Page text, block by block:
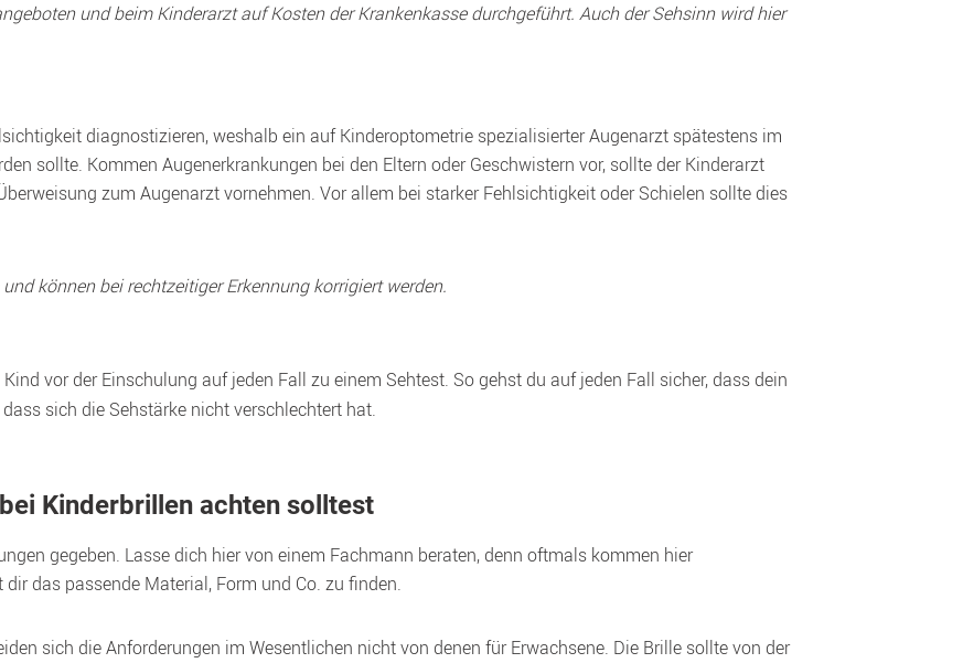
und beim Kinderarzt auf Kosten der Krankenkasse durchgeführt. Auch der Sehsinn wird hier
diagnostizieren, weshalb ein auf Kinderoptometrie spezialisierter Augenarzt spätestens im
sollte. Kommen Augenerkrankungen bei den Eltern oder Geschwistern vor, sollte der Kinderarzt
zum Augenarzt vornehmen. Vor allem bei starker Fehlsichtigkeit oder Schielen sollte dies
können bei rechtzeitiger Erkennung korrigiert werden.
vor der Einschulung auf jeden Fall zu einem Sehtest. So gehst du auf jeden Fall sicher, dass dein
sich die Sehstärke nicht verschlechtert hat.
Kinderbrillen achten solltest
gegeben. Lasse dich hier von einem Fachmann beraten, denn oftmals kommen hier
das passende Material, Form und Co. zu finden.
sich die Anforderungen im Wesentlichen nicht von denen für Erwachsene. Die Brille sollte von der